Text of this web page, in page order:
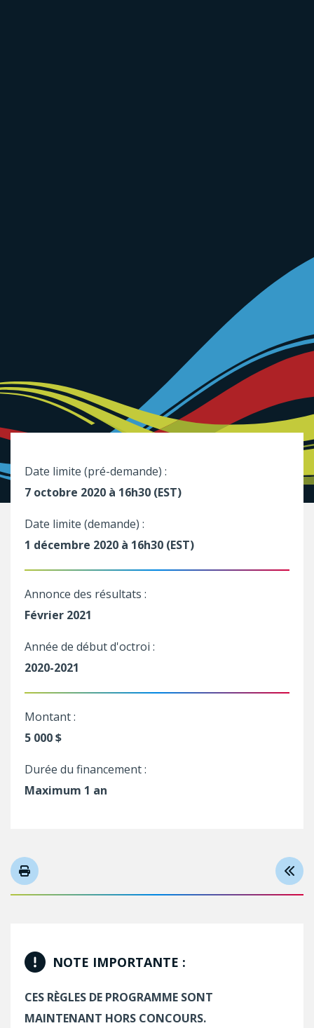
Date limite (pré-demande) :
7 octobre 2020 à 16h30 (EST)
Date limite (demande) :
1 décembre 2020 à 16h30 (EST)
Annonce des résultats :
Février 2021
Année de début d'octroi :
2020-2021
Montant :
5 000 $
Durée du financement :
Maximum 1 an
NOTE IMPORTANTE :
CES RÈGLES DE PROGRAMME SONT
MAINTENANT HORS CONCOURS.